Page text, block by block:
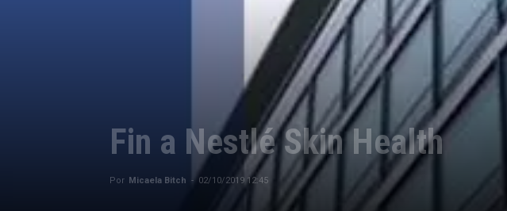
Fin a Nestlé Skin Health
Por Micaela Bitch - 02/10/2019 12:45